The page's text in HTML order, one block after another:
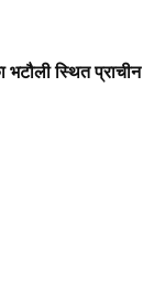
स्थित प्राचीन